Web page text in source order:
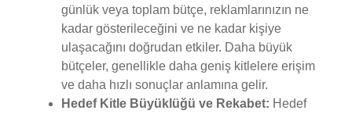
günlük veya toplam bütçe, reklamlarınızın ne
kadar gösterileceğini ve ne kadar kişiye
ulaşacağını doğrudan etkiler. Daha büyük
bütçeler, genellikle daha geniş kitlelere erişim
ve daha hızlı sonuçlar anlamına gelir.
Hedef Kitle Büyüklüğü ve Rekabet: Hedef